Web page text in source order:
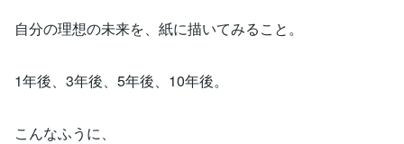
自分の理想の未来を、紙に描いてみること。
1年後、3年後、5年後、10年後。
こんなふうに、